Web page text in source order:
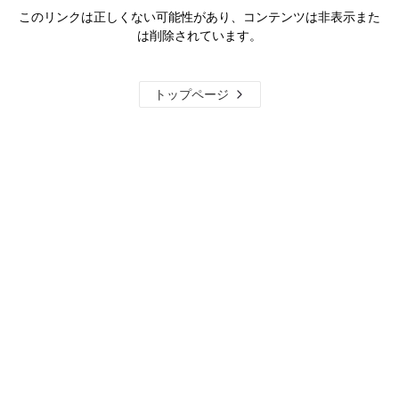
このリンクは正しくない可能性があり、コンテンツは非表示また
は削除されています。
トップページ